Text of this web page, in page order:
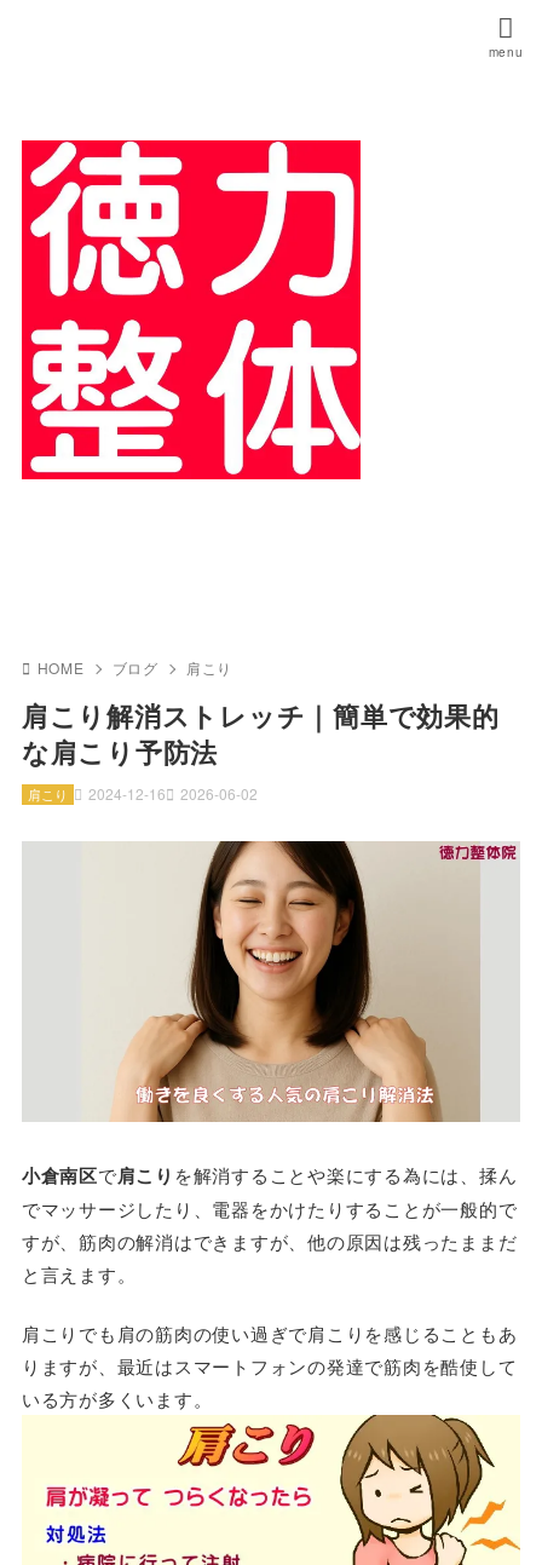
HOME ブログ 肩こり
肩こり解消ストレッチ｜簡単で効果的
な肩こり予防法
2024-12-16 2026-06-02
肩こり
小倉南区で肩こり を解消することや楽にする為には、揉ん
でマッサージしたり、電器をかけたりすることが一般的で
すが、筋肉の解消はできますが、他の原因は残ったままだ
と言えます。
肩こりでも肩の筋肉の使い過ぎで肩こりを感じることもあ
りますが、最近はスマートフォンの発達で筋肉を酷使して
いる方が多くいます。